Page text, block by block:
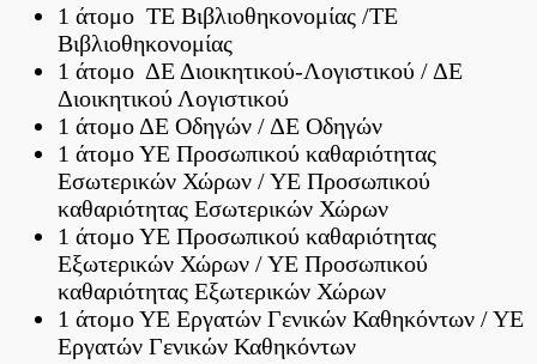
1 άτομο ΤΕ Βιβλιοθηκονομίας /ΤΕ
Βιβλιοθηκονομίας
1 άτομο ΔΕ Διοικητικού-Λογιστικού / ΔΕ
Διοικητικού Λογιστικού
1 άτομο ΔΕ Οδηγών / ΔΕ Οδηγών
1 άτομο ΥΕ Προσωπικού καθαριότητας
Εσωτερικών Χώρων / ΥΕ Προσωπικού
καθαριότητας Εσωτερικών Χώρων
1 άτομο ΥΕ Προσωπικού καθαριότητας
Εξωτερικών Χώρων / ΥΕ Προσωπικού
καθαριότητας Εξωτερικών Χώρων
1 άτομο ΥΕ Εργατών Γενικών Καθηκόντων / ΥΕ
Εργατών Γενικών Καθηκόντων